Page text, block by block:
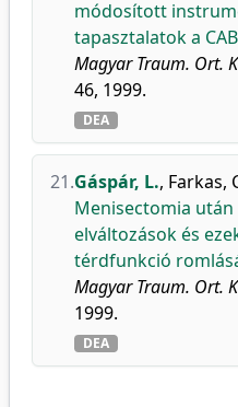
módosított
tapasztalatok a
Magyar Traum. Ort.
46, 1999.
DEA
21.Gáspár, L., Farkas,
Menisectomia
elváltozások és
térdfunkció
Magyar Traum. Ort.
1999.
DEA